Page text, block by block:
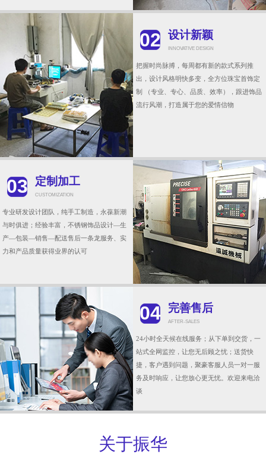
02 设计新颖
INNOVATIVE DESIGN
把握时尚脉搏，每周都有新的款式系列推
出，设计风格明快多变，全方位珠宝首饰定
制 （专业、专心、品质、效率），跟进饰品
流行风潮，打造属于您的爱情信物
03 定制加工
CUSTOMIZATION
专业研发设计团队，纯手工制造，永葆新潮
与时俱进；经验丰富，不锈钢饰品设计—生
产—包装—销售—配送售后一条龙服务、实
力和产品质量获得业界的认可
04 完善售后
AFTER-SALES
24小时全天候在线服务；从下单到交货，一
站式全网监控，让您无后顾之忧；送货快
捷，客户遇到问题，聚豪客服人员一对一服
务及时响应，让您放心更无忧。欢迎来电洽
谈
关于振华